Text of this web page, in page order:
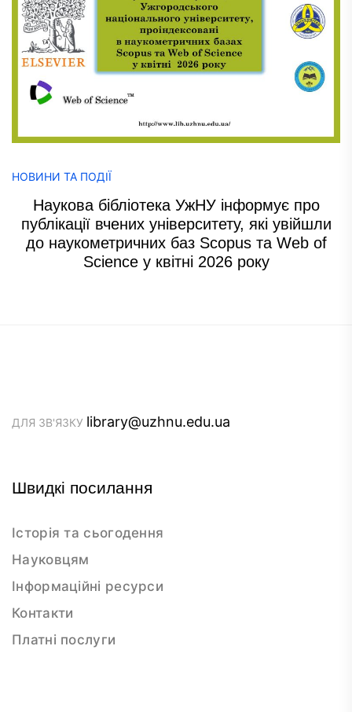
НОВИНИ ТА ПОДІЇ
Наукова бібліотека УжНУ інформує про
публікації вчених університету, які увійшли
до наукометричних баз Scopus та Web of
Science у квітні 2026 року
ДЛЯ ЗВ'ЯЗКУ library@uzhnu.edu.ua
Швидкі посилання
Історія та сьогодення
Науковцям
Інформаційні ресурси
Контакти
Платні послуги